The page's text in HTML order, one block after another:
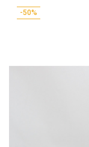
-50%